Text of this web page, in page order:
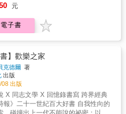
「蛇巢」的洞窟附近音訊全無
〈銀鑰匙〉 解放對未知的戰
的八篇「克蘇魯神話」完全漫畫化！
成了一部低調有力、歷久不衰的傑
International）「《赤色輓歌》儘管
身所處的時代與社會，但卻透過圖畫
量超越了時代與文化的疆界。」──法
凡卓越的作品，在傳統與現代、抽象
間，創造出迷人的內容。即便是那些
的頁面，也在寥寥幾筆中，蘊藏著強
張力。」──日本國際文化媒體
「如果漫畫是一種高級藝術，如《赤
所暗示的，那麼它必定也是一種綜合
時候才會用上符號及符號的符號。」
豐富繁妙的故事永遠都是事證不足
《玫瑰的名字》，我們樂於看見再出
緻優美如聖詩的另一種符號。――薛
瑰的名字》的原著是以文字建構的迷
也唯有馬那哈才能以圖像駕馭。全書
連環圖畫起源的貝葉掛毯（Tapisserie
），將龐雜的文字線索，一一提綱挈
現原著的精神，也保留著馬那哈獨有
打造出真實與虛幻共存的精巧世界。
大家看原著真的太辛苦了，可能連上
正在籌畫下一本作品的出版。然而，
尋常日子留意到的身體小小的異狀，
此多了一種身分：乳癌患者。從收到
乳房重建等一連串的身心試煉，瑪嘉
誠實記錄了一切：不只是作為病人，
萬病之王」癌症及遺傳基因奮戰，年
也以全新的眼光重新審視自己的身
能哺乳的乳房，究竟是什麼？切除器
體，又是什麼？切除乳房就一勞永逸
，由什麼定義？為什麼有家族病史，
元
電子書
書】歡樂之家
克德爾 著
出版
出版
X 同志文學 X 回憶錄書寫 跨界經典
報》二十一世紀百大好書 自我性向的